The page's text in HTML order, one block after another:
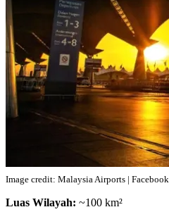
Image credit: Malaysia Airports | Facebook
Luas Wilayah: ~100 km²